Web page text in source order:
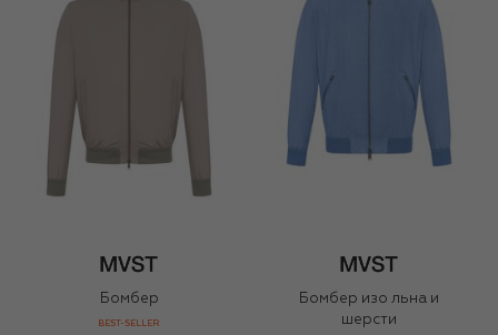
Бомбер
BEST-SELLER
Бомбер изо льна и
шерсти